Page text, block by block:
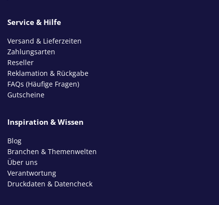
Service & Hilfe
Versand & Lieferzeiten
Zahlungsarten
Reseller
Reklamation & Rückgabe
FAQs (Häufige Fragen)
Gutscheine
Inspiration & Wissen
Blog
Branchen & Themenwelten
Über uns
Verantwortung
Druckdaten & Datencheck